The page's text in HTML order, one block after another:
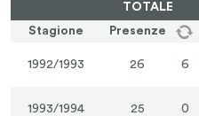
TOTALE
Stagione
Presenze
1992/1993 26 6
1993/1994 25 0